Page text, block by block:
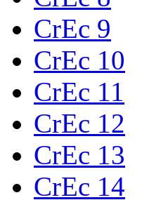
CrEc 9
CrEc 10
CrEc 11
CrEc 12
CrEc 13
CrEc 14